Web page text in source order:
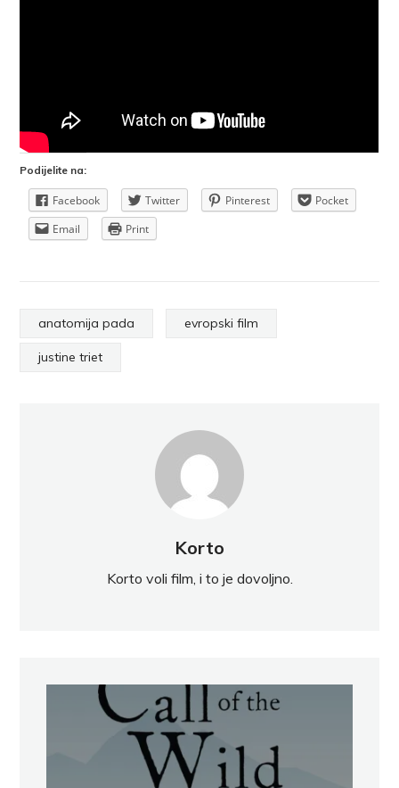
Podijelite na:
Facebook Twitter Pinterest
Pocket
Email
Print
anatomija pada evropski film
justine triet
Korto
Korto voli film, i to je dovoljno.